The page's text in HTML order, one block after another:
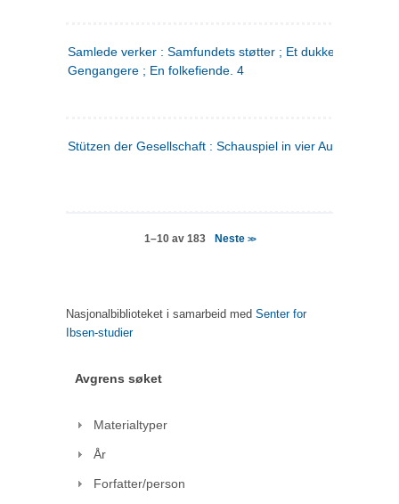
Samlede verker : Samfundets støtter ; Et dukkehjem ;
Gengangere ; En folkefiende. 4
Stützen der Gesellschaft : Schauspiel in vier Aufzügen
1–10 av 183 Neste >>
Nasjonalbiblioteket i samarbeid med Senter for
Ibsen-studier
Avgrens søket
Materialtyper
År
Forfatter/person